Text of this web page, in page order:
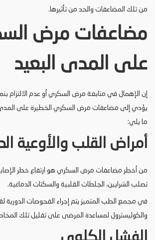
من تلك المضاعفات والحد من تأثيرها.
مضاعفات مرض
على المدى البعيد
إن الإهمال في متابعة مرض السكري أو عدم الالتزام
يؤدي إلى مضاعفات مرض السكري الخطيرة على المدى
ما يلي:
أمراض القلب والأوعية
من أخطر مضاعفات مرض السكري هو ارتفاع خطر
تصلب الشرايين، الجلطات القلبية والسكتات الدماغية.
في مجمع الطب المتميز يتم إجراء الفحوصات الدورية
والكوليسترول لمساعدة المرضى على تقليل تلك